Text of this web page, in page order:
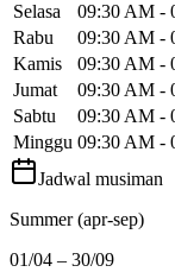
Selasa
09:30 AM -
Rabu
09:30 AM -
Kamis
09:30 AM -
Jumat
09:30 AM -
Sabtu
09:30 AM -
Minggu 09:30 AM -
Jadwal musiman
Summer (apr-sep)
01/04 – 30/09